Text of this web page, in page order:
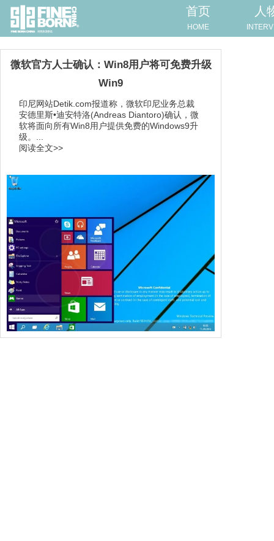
首页
HOME
人
微软官方人士确认：Win8用户将可免费升级
Win9
印尼网站Detik.com报道称，微软印尼业务总裁
安德里斯•迪安特洛(Andreas Diantoro)确认，微
软将面向所有Win8用户提供免费的Windows9升
级。...
阅读全文>>